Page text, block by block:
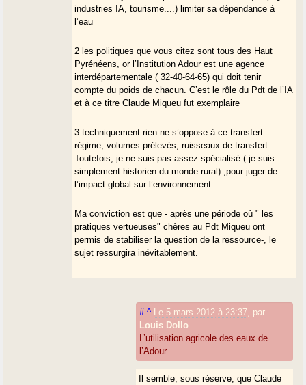
industries IA, tourisme....) limiter sa dépendance à
l’eau
2 les politiques que vous citez sont tous des Haut
Pyrénéens, or l’Institution Adour est une agence
interdépartementale ( 32-40-64-65) qui doit tenir
compte du poids de chacun. C’est le rôle du Pdt de l’IA
et à ce titre Claude Miqueu fut exemplaire
3 techniquement rien ne s’oppose à ce transfert :
régime, volumes prélevés, ruisseaux de transfert....
Toutefois, je ne suis pas assez spécialisé ( je suis
simplement historien du monde rural) ,pour juger de
l’impact global sur l’environnement.
Ma conviction est que - après une période où " les
pratiques vertueuses" chères au Pdt Miqueu ont
permis de stabiliser la question de la ressource-, le
sujet ressurgira inévitablement.
# ^ Le 5 mars 2012 à 23:37 par
Louis Dollo
L’utilisation agricole des eaux de
l’Adour
Il semble, sous réserve, que Claude